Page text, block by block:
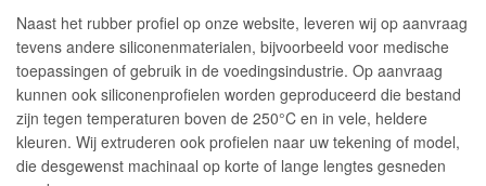
Naast het rubber profiel op onze website, leveren wij op aanvraag
tevens andere siliconenmaterialen, bijvoorbeeld voor medische
toepassingen of gebruik in de voedingsindustrie. Op aanvraag
kunnen ook siliconenprofielen worden geproduceerd die bestand
zijn tegen temperaturen boven de 250°C en in vele, heldere
kleuren. Wij extruderen ook profielen naar uw tekening of model,
die desgewenst machinaal op korte of lange lengtes gesneden